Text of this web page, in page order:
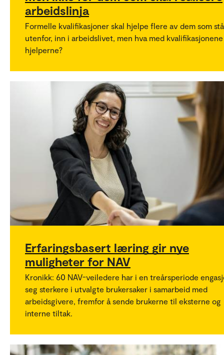
arbeidslinja
Formelle kvalifikasjoner skal hjelpe flere av dem som
utenfor, inn i arbeidslivet, men hva med
hjelperne?
Erfaringsbasert læring gir nye
muligheter for NAV
Kronikk: 60 NAV-veiledere har i en treårsperiode
seg sterkere i utvalgte brukersaker i samarbeid med
arbeidsgivere, fremfor å sende brukerne til eksterne og
interne tiltak.